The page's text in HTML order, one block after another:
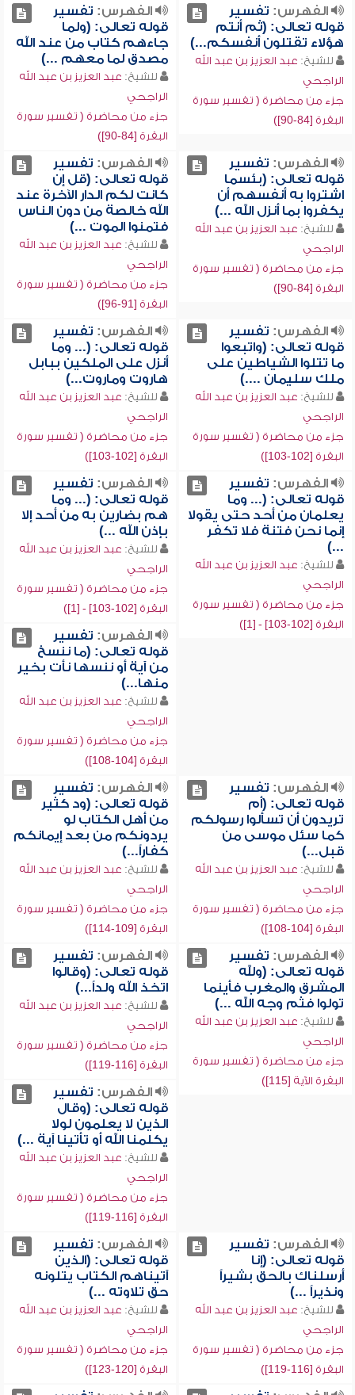
الفهرس: تفسير
قوله تعالى: (ثم أنتم
هؤلاء تقتلون أنفسكم...)
للشيخ: عبد العزيز بن عبد الله
الراجحي
جزء من محاضرة ( تفسير سورة
البقرة [84-90])
الفهرس: تفسير
قوله تعالى: (ولما
جاءهم كتاب من عند الله
مصدق لما معهم ...)
للشيخ: عبد العزيز بن عبد الله
الراجحي
جزء من محاضرة ( تفسير سورة
البقرة [84-90])
الفهرس: تفسير
قوله تعالى: (بئسما
اشتروا به أنفسهم أن
يكفروا بما أنزل الله ...)
للشيخ: عبد العزيز بن عبد الله
الراجحي
جزء من محاضرة ( تفسير سورة
البقرة [84-90])
الفهرس: تفسير
قوله تعالى: (قل إن
كانت لكم الدار الآخرة عند
الله خالصة من دون الناس
فتمنوا الموت ...)
للشيخ: عبد العزيز بن عبد الله
الراجحي
جزء من محاضرة ( تفسير سورة
البقرة [91-96])
الفهرس: تفسير
قوله تعالى: (واتبعوا
ما تتلوا الشياطين على
ملك سليمان ....)
للشيخ: عبد العزيز بن عبد الله
الراجحي
جزء من محاضرة ( تفسير سورة
البقرة [102-103])
الفهرس: تفسير
قوله تعالى: (... وما
أنزل على الملكين ببابل
هاروت وماروت...)
للشيخ: عبد العزيز بن عبد الله
الراجحي
جزء من محاضرة ( تفسير سورة
البقرة [102-103])
الفهرس: تفسير
قوله تعالى: (... وما
يعلمان من أحد حتى يقولا
إنما نحن فتنة فلا تكفر
...)
للشيخ: عبد العزيز بن عبد الله
الراجحي
جزء من محاضرة ( تفسير سورة
البقرة [102-103] - [1])
الفهرس: تفسير
قوله تعالى: (... وما
هم بضارين به من أحد إلا
بإذن الله ...)
للشيخ: عبد العزيز بن عبد الله
الراجحي
جزء من محاضرة ( تفسير سورة
البقرة [102-103] - [1])
الفهرس: تفسير
قوله تعالى: (ما ننسخ
من آية أو ننسها نأت بخير
منها...)
للشيخ: عبد العزيز بن عبد الله
الراجحي
جزء من محاضرة ( تفسير سورة
البقرة [104-108])
الفهرس: تفسير
قوله تعالى: (أم
تريدون أن تسألوا رسولكم
كما سئل موسى من
قبل...)
للشيخ: عبد العزيز بن عبد الله
الراجحي
جزء من محاضرة ( تفسير سورة
البقرة [104-108])
الفهرس: تفسير
قوله تعالى: (ود كثير
من أهل الكتاب لو
يردونكم من بعد إيمانكم
كفاراً...)
للشيخ: عبد العزيز بن عبد الله
الراجحي
جزء من محاضرة ( تفسير سورة
البقرة [109-114])
الفهرس: تفسير
قوله تعالى: (ولله
المشرق والمغرب فأينما
تولوا فثم وجه الله ...)
للشيخ: عبد العزيز بن عبد الله
الراجحي
جزء من محاضرة ( تفسير سورة
البقرة الآية [115])
الفهرس: تفسير
قوله تعالى: (وقالوا
اتخذ الله ولداً...)
للشيخ: عبد العزيز بن عبد الله
الراجحي
جزء من محاضرة ( تفسير سورة
البقرة [116-119])
الفهرس: تفسير
قوله تعالى: (وقال
الذين لا يعلمون لولا
يكلمنا الله أو تأتينا آية ...)
للشيخ: عبد العزيز بن عبد الله
الراجحي
جزء من محاضرة ( تفسير سورة
البقرة [116-119])
الفهرس: تفسير
قوله تعالى: (إنا
أرسلناك بالحق بشيراً
ونذيراً ...)
للشيخ: عبد العزيز بن عبد الله
الراجحي
جزء من محاضرة ( تفسير سورة
البقرة [116-119])
الفهرس: تفسير
قوله تعالى: (الذين
آتيناهم الكتاب يتلونه
حق تلاوته ...)
للشيخ: عبد العزيز بن عبد الله
الراجحي
جزء من محاضرة ( تفسير سورة
البقرة [120-123])